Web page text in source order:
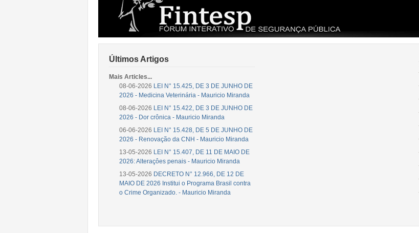
Últimos Artigos
Mais Articles...
08-06-2026 LEI N° 15.425, DE 3 DE JUNHO DE
2026 - Medicina Veterinária - Mauricio Miranda
08-06-2026 LEI N° 15.422, DE 3 DE JUNHO DE
2026 - Dor crônica - Mauricio Miranda
06-06-2026 LEI N° 15.428, DE 5 DE JUNHO DE
2026 - Renovação da CNH - Mauricio Miranda
13-05-2026 LEI N° 15.407, DE 11 DE MAIO DE
2026: Alteraçôes penais - Mauricio Miranda
13-05-2026 DECRETO N° 12.966, DE 12 DE
MAIO DE 2026 Institui o Programa Brasil contra
o Crime Organizado. - Mauricio Miranda